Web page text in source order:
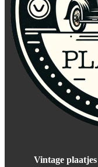
Vintage plaatjes